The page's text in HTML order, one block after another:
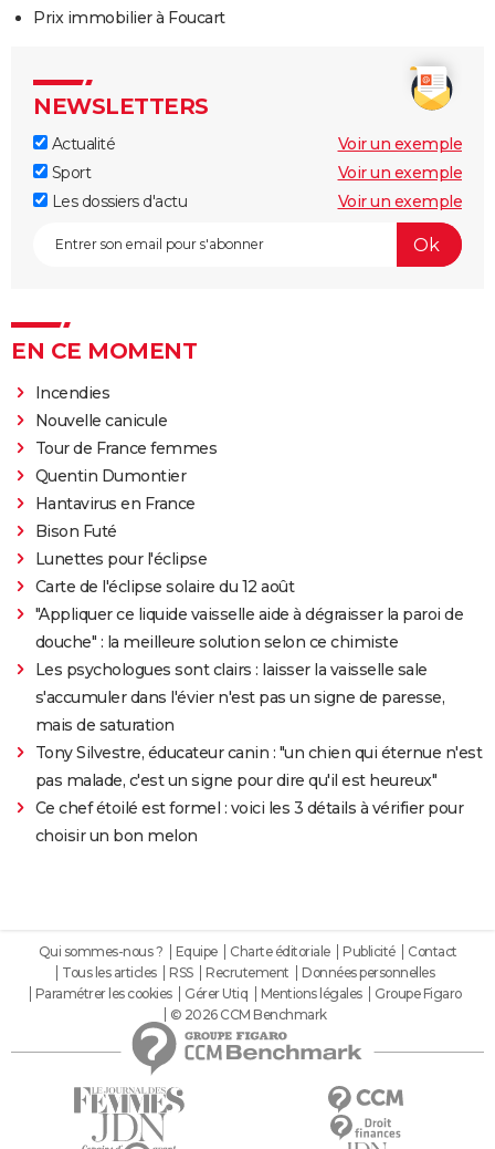
Prix immobilier à Foucart
NEWSLETTERS
Actualité
Voir un exemple
Sport
Voir un exemple
Les dossiers d'actu
Voir un exemple
EN CE MOMENT
Incendies
Nouvelle canicule
Tour de France femmes
Quentin Dumontier
Hantavirus en France
Bison Futé
Lunettes pour l'éclipse
Carte de l'éclipse solaire du 12 août
"Appliquer ce liquide vaisselle aide à dégraisser la paroi de
douche" : la meilleure solution selon ce chimiste
Les psychologues sont clairs : laisser la vaisselle sale
s'accumuler dans l'évier n'est pas un signe de paresse,
mais de saturation
Tony Silvestre, éducateur canin : "un chien qui éternue n'est
pas malade, c'est un signe pour dire qu'il est heureux"
Ce chef étoilé est formel : voici les 3 détails à vérifier pour
choisir un bon melon
Qui sommes-nous ? Equipe Charte éditoriale Publicité
Contact
Tous les articles
RSS Recrutement
Données personnelles
Paramétrer les cookies
Gérer Utiq Mentions légales
Groupe Figaro
© 2026 CCM Benchmark